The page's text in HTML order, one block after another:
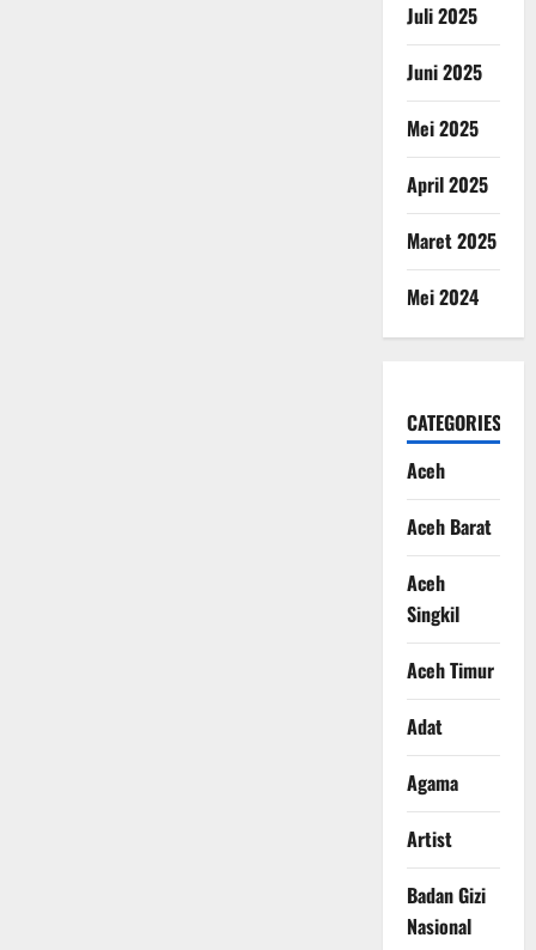
Juli 2025
Juni 2025
Mei 2025
April 2025
Maret 2025
Mei 2024
CATEGORIES
Aceh
Aceh Barat
Aceh
Singkil
Aceh Timur
Adat
Agama
Artist
Badan Gizi
Nasional